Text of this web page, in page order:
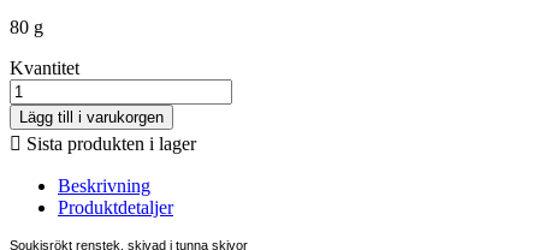
80 g
Kvantitet
Lägg till i varukorgen
 Sista produkten i lager
Beskrivning
Produktdetaljer
Soukisrökt renstek, skivad i tunna skivor